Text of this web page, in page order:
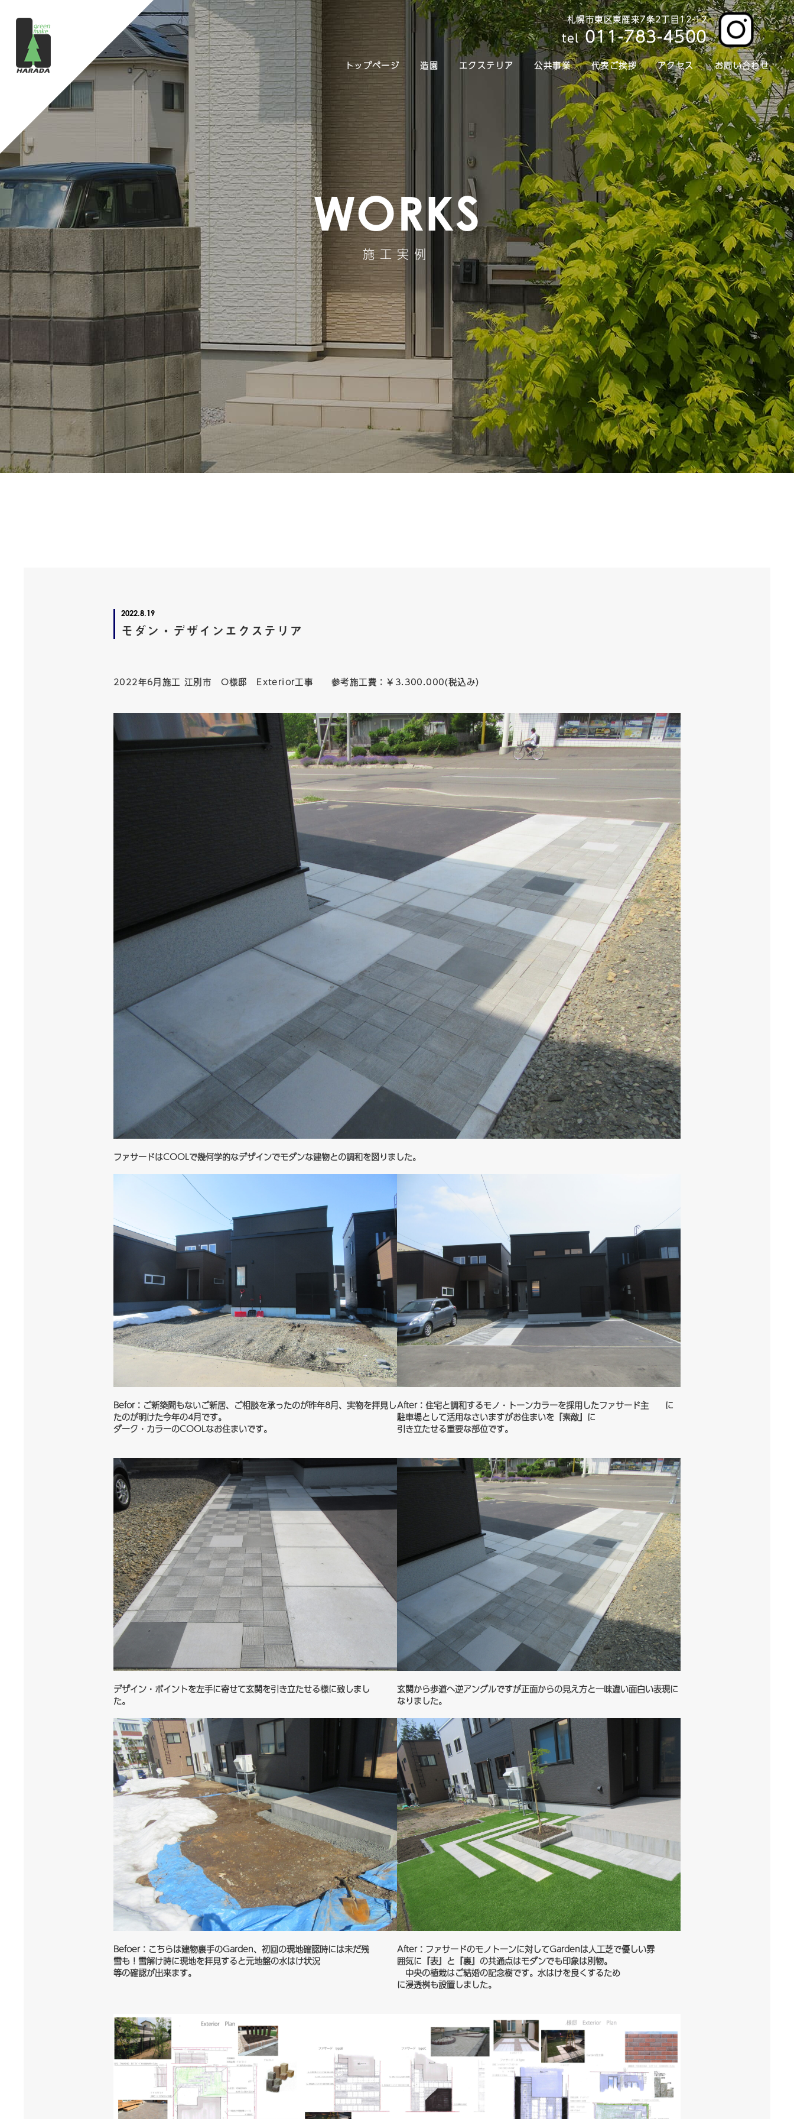
トップページ 造園 エクステリア 公共事業 代表ご挨拶 アクセス お問い合わせ
札幌市東区東雁来7条2丁目12-12
tel 011-783-4500
WORKS
施工実例
2022.8.19
モダン・デザインエクステリア
2022年6月施工 江別市 O様邸 Exterior工事 参考施工費：￥3.300.000(税込み）
ファサードはCOOLで幾何学的なデザインでモダンな建物との調和を図りました。
Befor：ご新築間もないご新居、ご相談を承ったのが昨年8月、実物を拝見し
たのが明けた今年の4月です。
ダーク・カラーのCOOLなお住まいです。
After：住宅と調和するモノ・トーンカラーを採用したファサード主 に
駐車場として活用なさいますがお住まいを『素敵』に
引き立たせる重要な部位です。
デザイン・ポイントを左手に寄せて玄関を引き立たせる様に致しまし
た。
玄関から歩道へ逆アングルですが正面からの見え方と一味違い面白い表現に
なりました。
Befoer：こちらは建物裏手のGarden、初回の現地確認時には未だ残
雪も！雪解け時に現地を拝見すると元地盤の水はけ状況
等の確認が出来ます。
After：ファサードのモノトーンに対してGardenは人工芝で優しい雰
囲気に『表』と『裏』の共通点はモダンでも印象は別物。
中央の植栽はご結婚の記念樹です。水はけを良くするため
に浸透桝も設置しました。